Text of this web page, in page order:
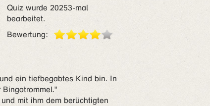
Quiz wurde 20253-mal
bearbeitet.
Bewertung:
ein tiefbegabtes Kind bin. In
mit ihm dem berüchtigten